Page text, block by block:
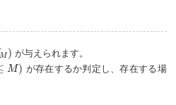
M ) が与えられます。
M) が存在するか判定し、存在する場